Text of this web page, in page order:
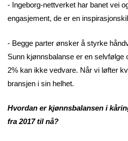
- Ingeborg-nettverket har banet vei
engasjement, de er en
- Begge parter ønsker å styrke
Sunn kjønnsbalanse er en selvfølge
2% kan ikke vedvare. Når vi løfter
bransjen i sin helhet.
Hvordan er kjønnsbalansen i
fra 2017 til nå?